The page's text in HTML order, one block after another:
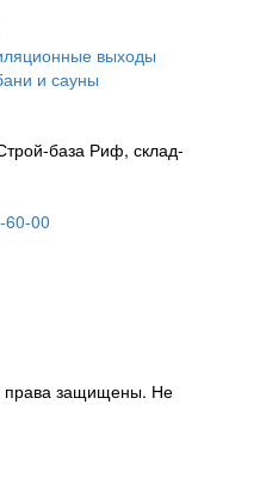
выходы
и сауны
база Риф, склад-
60-00
права защищены. Не